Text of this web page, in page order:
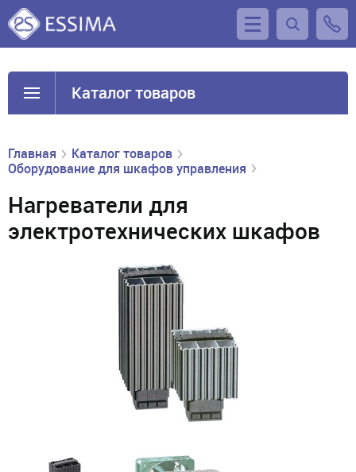
Каталог товаров
Главная
Каталог товаров
Оборудование для шкафов управления
Нагреватели для
электротехнических шкафов